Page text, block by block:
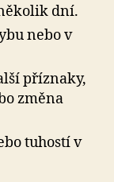
dní.
nebo v
příznaky,
změna
tuhostí v